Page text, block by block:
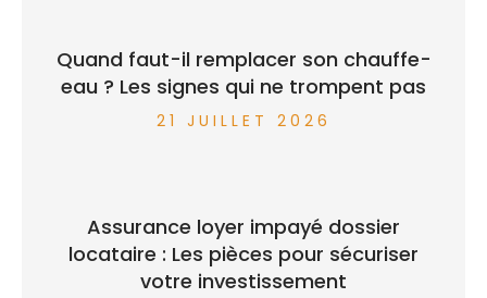
Quand faut-il remplacer son chauffe-
eau ? Les signes qui ne trompent pas
21 JUILLET 2026
Assurance loyer impayé dossier
locataire : Les pièces pour sécuriser
votre investissement